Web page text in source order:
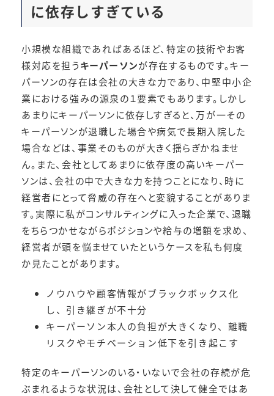
に依存しすぎている
小規模な組織であればあるほど、特定の技術やお客
様対応を担うキーパーソンが存在するものです。キー
パーソンの存在は会社の大きな力であり、中堅中小企
業における強みの源泉の１要素でもあります。しかし
あまりにキーパーソンに依存しすぎると、万が一その
キーパーソンが退職した場合や病気で長期入院した
場合などは、事業そのものが大きく揺らぎかねませ
ん。また、会社としてあまりに依存度の高いキーパー
ソンは、会社の中で大きな力を持つことになり、時に
経営者にとって脅威の存在へと変貌することがありま
す。実際に私がコンサルティングに入った企業で、退職
をちらつかせながらポジションや給与の増額を求め、
経営者が頭を悩ませていたというケースを私も何度
か見たことがあります。
ノウハウや顧客情報がブラックボックス化
し、引き継ぎが不十分
キーパーソン本人の負担が大きくなり、離職
リスクやモチベーション低下を引き起こす
特定のキーパーソンのいる・いないで会社の存続が危
ぶまれるような状況は、会社として決して健全ではあ